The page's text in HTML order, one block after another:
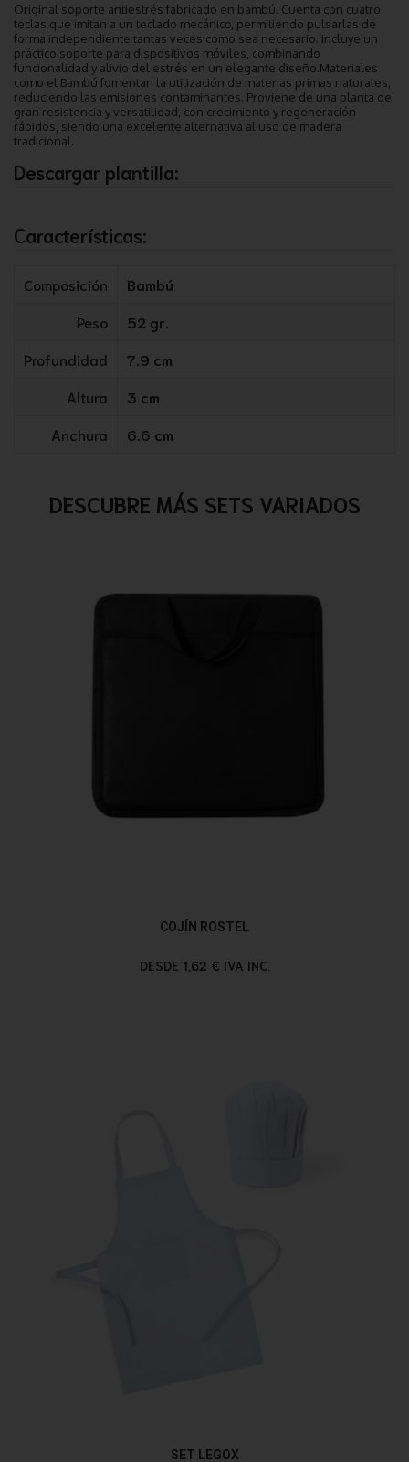
Original soporte antiestrés fabricado en bambú. Cuenta con cuatro
teclas que imitan a un teclado mecánico, permitiendo pulsarlas de
forma independiente tantas veces como sea necesario. Incluye un
práctico soporte para dispositivos móviles, combinando
funcionalidad y alivio del estrés en un elegante diseño.Materiales
como el Bambú fomentan la utilización de materias primas naturales,
reduciendo las emisiones contaminantes. Proviene de una planta de
gran resistencia y versatilidad, con crecimiento y regeneración
rápidos, siendo una excelente alternativa al uso de madera
tradicional.
Descargar plantilla:
Características:
Composición
Bambú
Peso
52 gr.
Profundidad
7.9 cm
Altura
3 cm
Anchura
6.6 cm
DESCUBRE MÁS SETS VARIADOS
COJÍN ROSTEL
DESDE 1,62 € IVA INC.
SET LEGOX